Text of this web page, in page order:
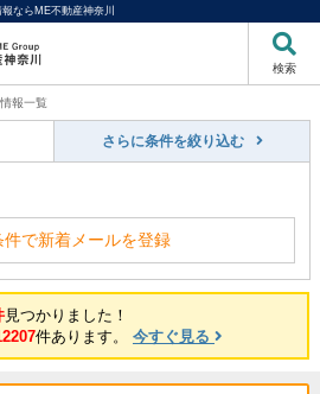
ならME不動産神奈川
検索
報一覧
さらに条件を絞り込む
件で新着メールを登録
見つかりました！
件あります。 今すぐ見る